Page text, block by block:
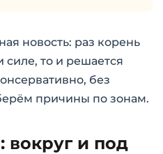
новость: раз корень
силе, то и решается
без
причины по зонам.
вокруг и под